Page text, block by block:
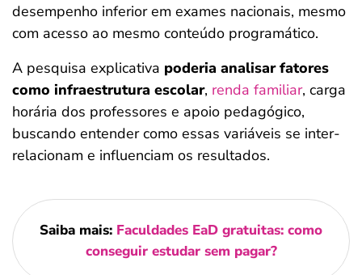
desempenho inferior em exames nacionais, mesmo
com acesso ao mesmo conteúdo programático.
A pesquisa explicativa poderia analisar fatores
como infraestrutura escolar, renda familiar, carga
horária dos professores e apoio pedagógico,
buscando entender como essas variáveis se inter-
relacionam e influenciam os resultados.
Saiba mais: Faculdades EaD gratuitas: como
conseguir estudar sem pagar?